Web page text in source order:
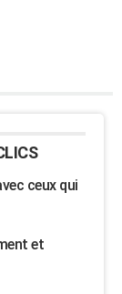
ceux qui
et